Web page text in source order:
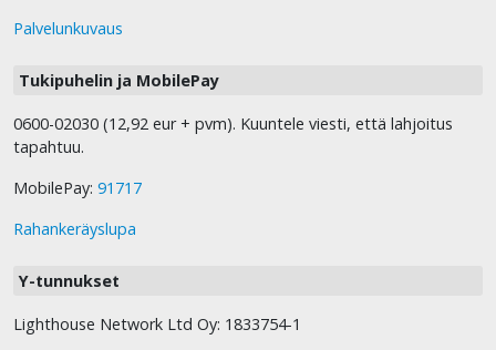
Palvelunkuvaus
Tukipuhelin ja MobilePay
0600-02030 (12,92 eur + pvm). Kuuntele viesti, että lahjoitus
tapahtuu.
MobilePay: 91717
Rahankeräyslupa
Y-tunnukset
Lighthouse Network Ltd Oy: 1833754-1